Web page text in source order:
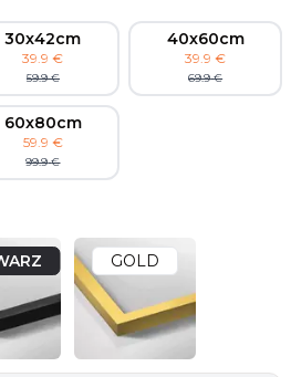
30x42cm
39.9 €
59.9 €
40x60cm
39.9 €
69.9 €
60x80cm
59.9 €
99.9 €
GOLD